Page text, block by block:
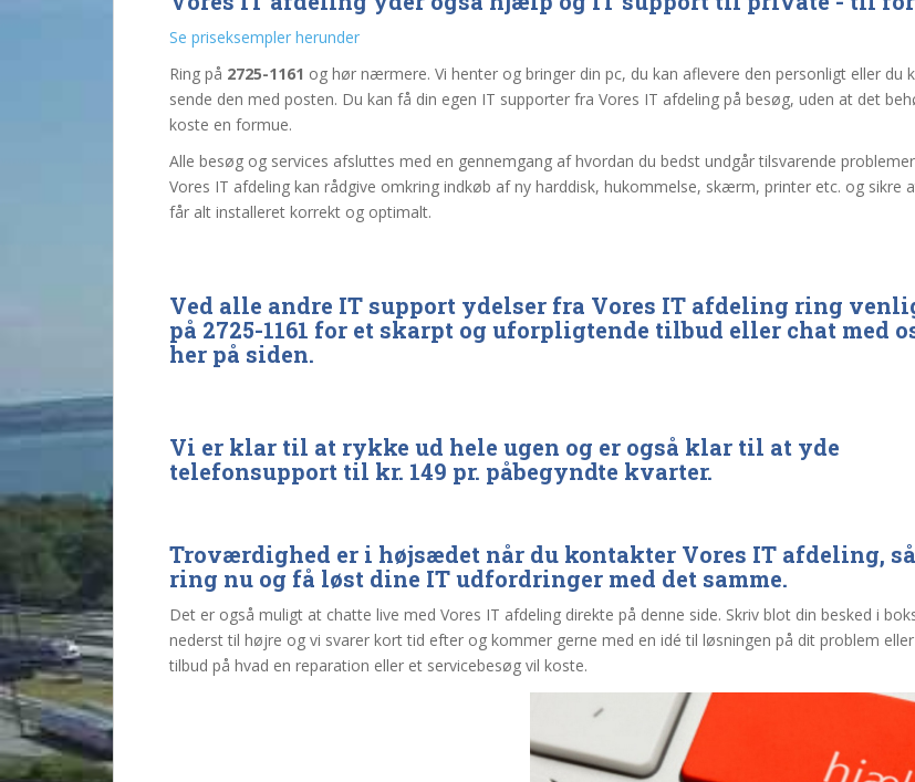
Se priseksempler herunder
Ring på 2725-1161 og hør nærmere. Vi henter og bringer din pc, du kan aflevere den personligt eller du
sende den med posten. Du kan få din egen IT supporter fra Vores IT afdeling på besøg, uden at det
koste en formue.
Alle besøg og services afsluttes med en gennemgang af hvordan du bedst undgår tilsvarende
Vores IT afdeling kan rådgive omkring indkøb af ny harddisk, hukommelse, skærm, printer etc. og sikre
får alt installeret korrekt og optimalt.
Ved alle andre IT support ydelser fra Vores IT afdeling ring
på 2725-1161 for et skarpt og uforpligtende tilbud eller chat med
her på siden.
Vi er klar til at rykke ud hele ugen og er også klar til at yde
telefonsupport til kr. 149 pr. påbegyndte kvarter.
Troværdighed er i højsædet når du kontakter Vores IT afdeling, så
ring nu og få løst dine IT udfordringer med det samme.
Det er også muligt at chatte live med Vores IT afdeling direkte på denne side. Skriv blot din besked i
nederst til højre og vi svarer kort tid efter og kommer gerne med en idé til løsningen på dit problem
tilbud på hvad en reparation eller et servicebesøg vil koste.